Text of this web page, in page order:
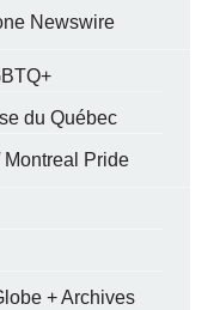
Newswire
du Québec
Montreal Pride
+ Archives